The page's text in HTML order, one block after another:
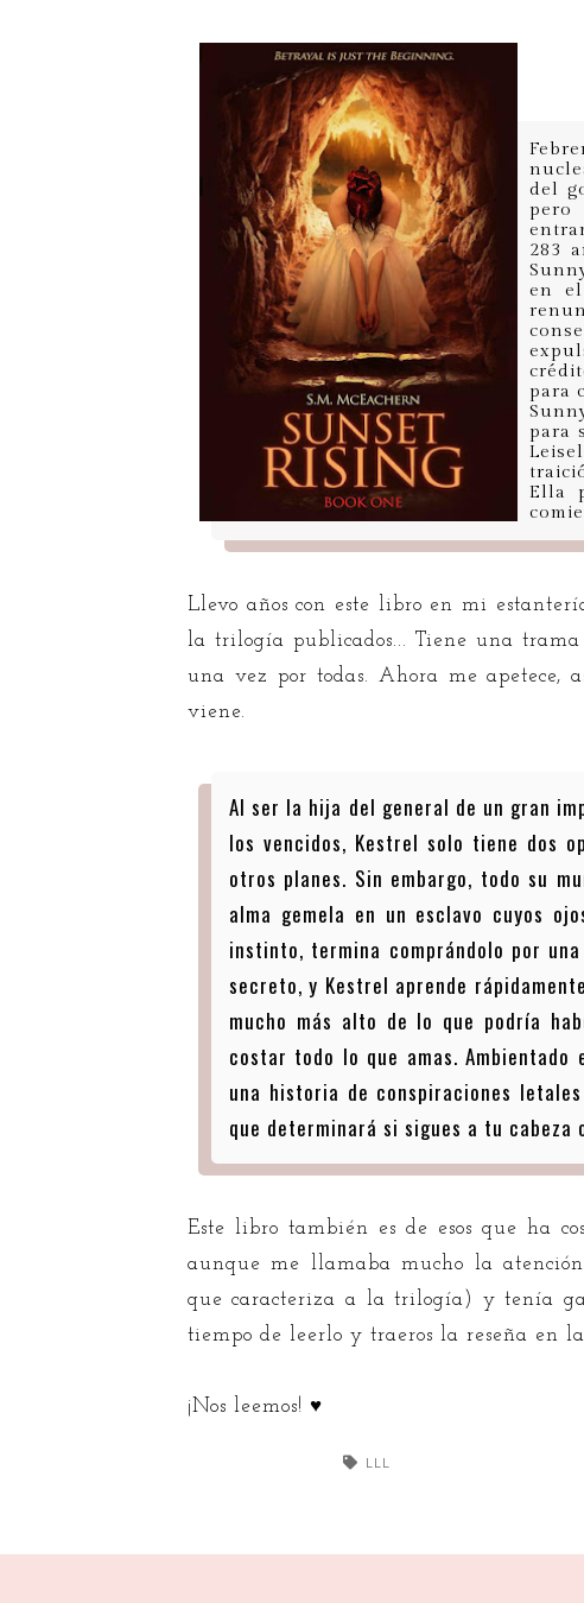
del
pero
283
en
para
para
Ella
Llevo años con este libro en mi
la trilogía publicados... Tiene una
una vez por todas. Ahora me apetece,
viene.
Al ser la hija del general de un gran
los vencidos, Kestrel solo tiene dos
otros planes. Sin embargo, todo su
alma gemela en un esclavo cuyos
instinto, termina comprándolo por
secreto, y Kestrel aprende
mucho más alto de lo que podría
costar todo lo que amas. Ambientado
una historia de conspiraciones
que determinará si sigues a tu cabeza
Este libro también es de esos que ha
aunque me llamaba mucho la
que caracteriza a la trilogía) y tenía
tiempo de leerlo y traeros la reseña en
¡Nos leemos! ♥
LLL